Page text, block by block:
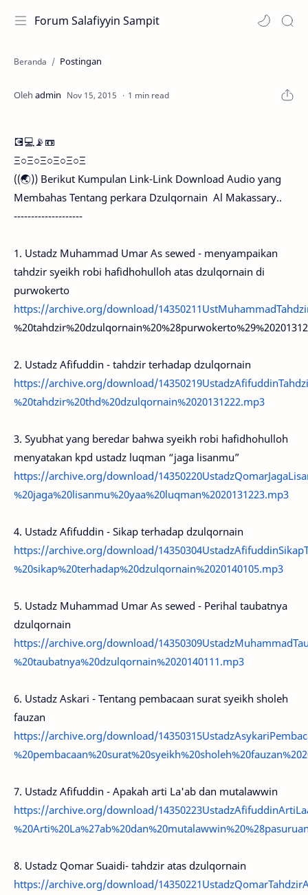
Forum Salafiyyin Sampit
Beranda Postingan
1 min read
💽💻📡📼
Ξ○Ξ○Ξ○Ξ○Ξ○Ξ
((🌏)) Berikut Kumpulan Link-Link Download Audio yang
Membahas Tentang perkara Dzulqornain Al Makassary..
--------------------
1. Ustadz Muhammad Umar As sewed - menyampaikan
tahdzir syeikh robi hafidhohulloh atas dzulqornain di
purwokerto
https://archive.org/download/
2. Ustadz Afifuddin - tahdzir terhadap dzulqornain
https://archive.org/download/
%20tahdzir%20thd%20dzulqornain%2020131222.mp3
3. Syubhat yang beredar bahwa syeikh robi hafidhohulloh
menyatakan kpd ustadz luqman “jaga lisanmu”
https://archive.org/download/
%20jaga%20lisanmu%20yaa%20luqman%2020131223.mp3
4. Ustadz Afifuddin - Sikap terhadap dzulqornain
https://archive.org/download/
%20sikap%20terhadap%20dzulqornain%2020140105.mp3
5. Ustadz Muhammad Umar As sewed - Perihal taubatnya
dzulqornain
https://archive.org/download/
%20taubatnya%20dzulqornain%2020140111.mp3
6. Ustadz Askari - Tentang pembacaan surat syeikh sholeh
fauzan
https://archive.org/download/
7. Ustadz Afifuddin - Apakah arti La'ab dan mutalawwin
https://archive.org/download/
8. Ustadz Qomar Suaidi- tahdzir atas dzulqornain
https://archive.org/download/